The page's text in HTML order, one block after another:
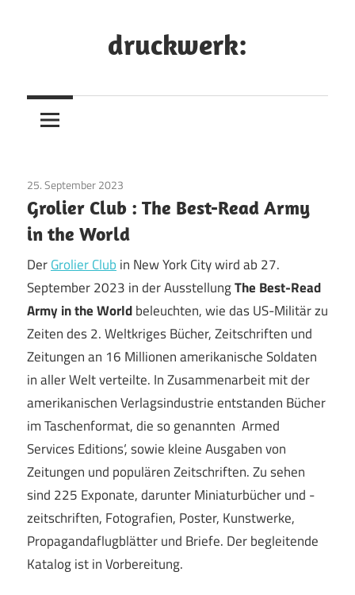
druckwerk:
25. September 2023
Grolier Club : The Best-Read Army
in the World
DerGrolier Clubin New York City wird ab 27.
September 2023 in der AusstellungThe Best-Read
Army in the Worldbeleuchten, wie das US-Militär zu
Zeiten des 2. Weltkriges Bücher, Zeitschriften und
Zeitungen an 16 Millionen amerikanische Soldaten
in aller Welt verteilte. In Zusammenarbeit mit der
amerikanischen Verlagsindustrie entstanden Bücher
im Taschenformat, die so genannten ‚Armed
Services Editions‘, sowie kleine Ausgaben von
Zeitungen und populären Zeitschriften. Zu sehen
sind 225 Exponate, darunter Miniaturbücher und -
zeitschriften, Fotografien, Poster, Kunstwerke,
Propagandaflugblätter und Briefe. Der begleitende
Katalog ist in Vorbereitung.